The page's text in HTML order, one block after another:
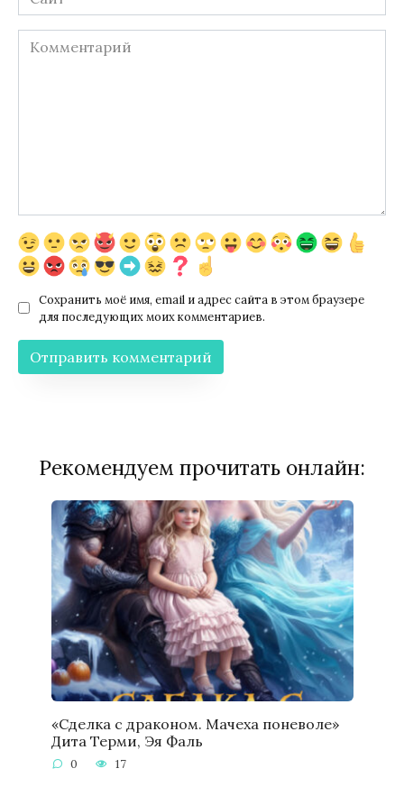
Комментарий
Сохранить моё имя, email и адрес сайта в этом браузере
для последующих моих комментариев.
Рекомендуем прочитать онлайн:
«Сделка с драконом. Мачеха поневоле»
Дита Терми, Эя Фаль
0 17